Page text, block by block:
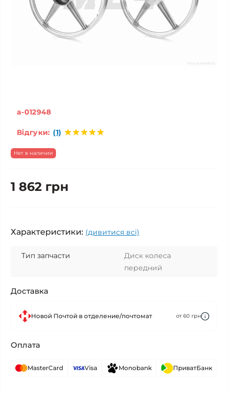
a-012948
Відгуки: (1)
Нет в наличии
1 862 грн
Характеристики: (дивитися всі)
Тип запчасти
Диск колеса
передний
Доставка
Новой Почтой в отделение/почтомат от 60 грн
Оплата
MasterCard Visa Monobank ПриватБанк